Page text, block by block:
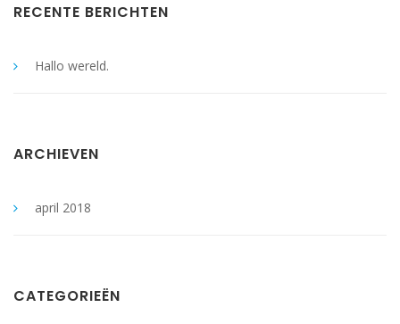
RECENTE BERICHTEN
Hallo wereld.
ARCHIEVEN
april 2018
CATEGORIEËN